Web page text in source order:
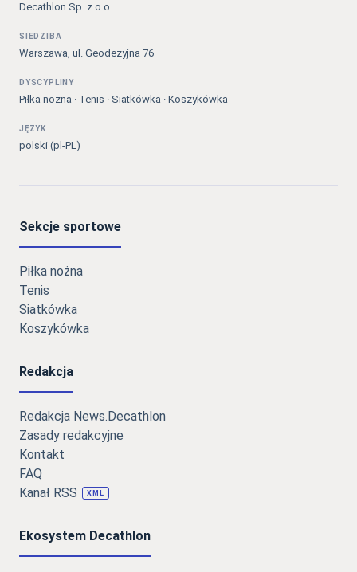
Decathlon Sp. z o.o.
SIEDZIBA
Warszawa, ul. Geodezyjna 76
DYSCYPLINY
Piłka nożna · Tenis · Siatkówka · Koszykówka
JĘZYK
polski (pl-PL)
Sekcje sportowe
Piłka nożna
Tenis
Siatkówka
Koszykówka
Redakcja
Redakcja News.Decathlon
Zasady redakcyjne
Kontakt
FAQ
Kanał RSS
XML
Ekosystem Decathlon